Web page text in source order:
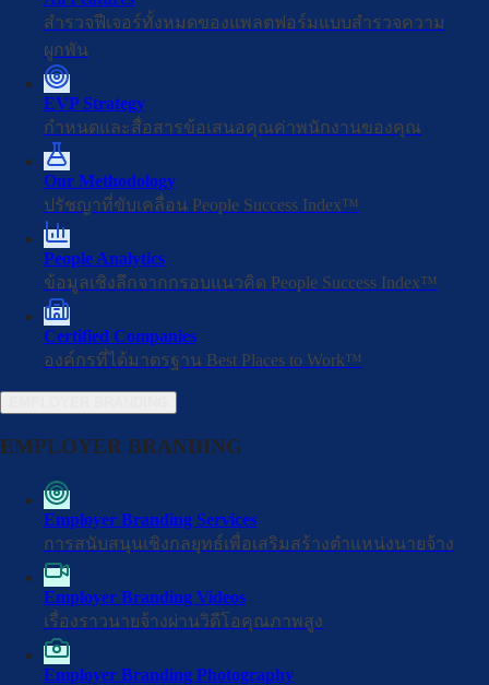
สำรวจฟีเจอร์ทั้งหมดของแพลตฟอร์มแบบสำรวจความ
ผูกพัน
EVP Strategy
กำหนดและสื่อสารข้อเสนอคุณค่าพนักงานของคุณ
Our Methodology
ปรัชญาที่ขับเคลื่อน People Success Index™
People Analytics
ข้อมูลเชิงลึกจากกรอบแนวคิด People Success Index™
Certified Companies
องค์กรที่ได้มาตรฐาน Best Places to Work™
EMPLOYER BRANDING
Employer Branding Services
การสนับสนุนเชิงกลยุทธ์เพื่อเสริมสร้างตำแหน่งนายจ้าง
Employer Branding Videos
เรื่องราวนายจ้างผ่านวิดีโอคุณภาพสูง
Employer Branding Photography
องค์กรชั้นนำ วัดผลด้วย'ข้อมูล'
ไม่ใช่ 'ความรู้สึก'
เปลี่ยนทุกเสียงของพนักงานให้กลายเป็นพลังขับเคลื่อน Employer
ในฐานะหนึ่งใน Best Places to Work™ อย่างภาคภูมิ
รับการรับรอง
มีคำถามใช่ไหม? โทรหาเราได้ที่
BJC Big C